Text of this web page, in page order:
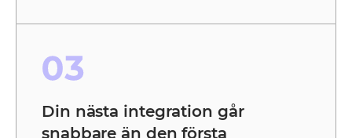
03
Din nästa integration går
snabbare än den första